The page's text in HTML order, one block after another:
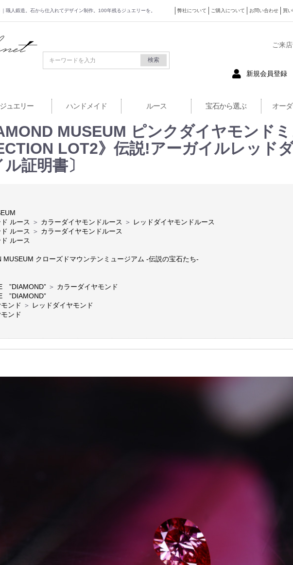
職人鍛造。石から仕入れてデザイン制作。100年残るジュエリーを。 弊社について ご購入について お問い合わせ 買
公式サイト
検索
ご来
新規会員登録
ジュエリー ハンドメイド ルース 宝石から選ぶ オー
MUSEUM ピンクダイヤモンド
LOT2》伝説!アーガイルレッ
ル証明書〕
ルース ＞ カラーダイヤモンドルース ＞ レッドダイヤモンドルース
ルース ＞ カラーダイヤモンドルース
ルース
MUSEUM クローズドマウンテンミュージアム -伝説の宝石たち-
”DIAMOND” ＞ カラーダイヤモンド
”DIAMOND”
ンド ＞ レッドダイヤモンド
ンド